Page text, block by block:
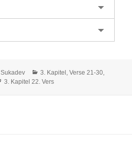
Autor
Sukadev Kategorien
3. Kapitel, Verse 21-30,
Schlagwörter
3. Kapitel 22. Vers